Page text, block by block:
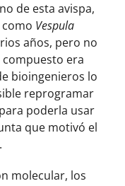
de esta avispa,
Vespula
años, pero no
era
bioingenieros lo
reprogramar
poderla usar
que motivó el
molecular, los